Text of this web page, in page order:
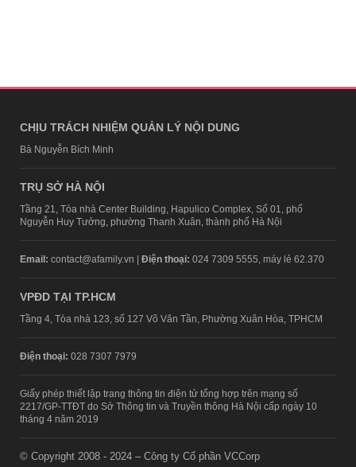
CHỊU TRÁCH NHIỆM QUẢN LÝ NỘI DUNG
Bà Nguyễn Bích Minh
TRỤ SỞ HÀ NỘI
Tầng 21, Tòa nhà Center Building, Hapulico Complex, Số 01, phố
Nguyễn Huy Tưởng, phường Thanh Xuân, thành phố Hà Nội
Email: contact@afamily.vn | Điện thoại: 024 7309 5555, máy lẻ 62.370
VPĐD TẠI TP.HCM
Tầng 4, Tòa nhà 123, số 127 Võ Văn Tần, Phường Xuân Hòa, TPHCM
Điện thoại: 028 7307 7979
Giấy phép thiết lập trang thông tin điện tử tổng hợp trên mạng số
2217/GP-TTĐT do Sở Thông tin và Truyền thông Hà Nội cấp ngày 10
tháng 4 năm 2019
© Copyright 2008 - 2024 – Công ty Cổ phần VCCorp